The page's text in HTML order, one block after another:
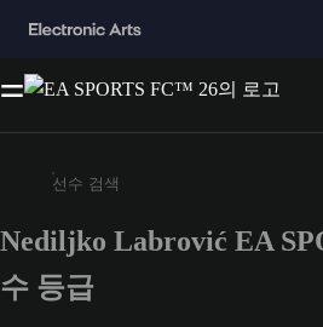
최소 3자 이상의 문자 또는
Nediljko Labrović EA
수 등급